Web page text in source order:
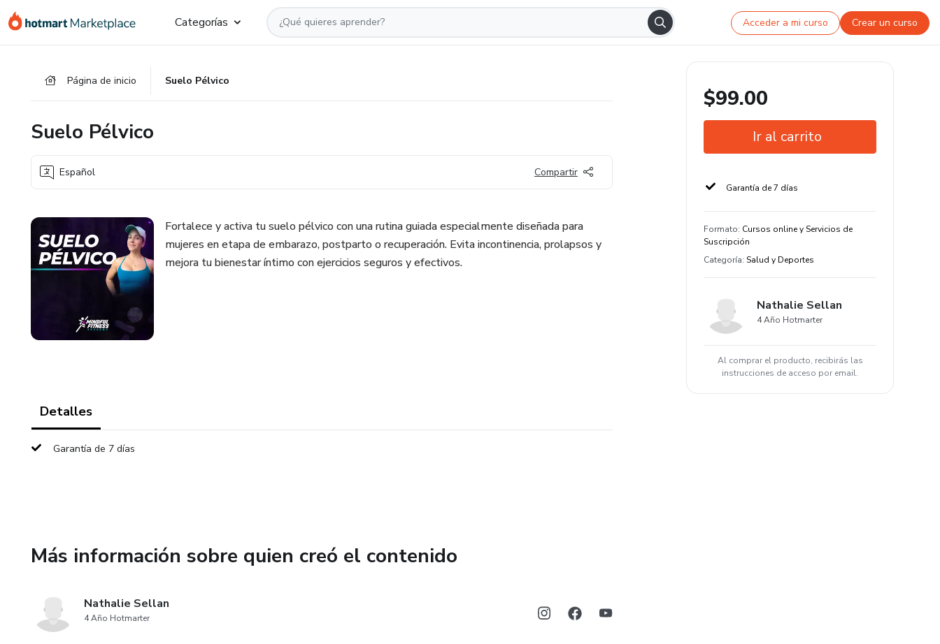
Categorías Acceder a mi curso Crear un curso
Página de inicio Suelo Pélvico
Suelo Pélvico
Español Compartir
Fortalece y activa tu suelo pélvico con una rutina guiada especialmente diseñada para
mujeres en etapa de embarazo, postparto o recuperación. Evita incontinencia, prolapsos y
mejora tu bienestar íntimo con ejercicios seguros y efectivos.
Detalles
Garantía de 7 días
Más información sobre quien creó el contenido
Nathalie Sellan
4 Año Hotmarter
$99.00
Ir al carrito
Garantía de 7 días
Formato: Cursos online y Servicios de
Suscripción
Categoría: Salud y Deportes
Nathalie Sellan
4 Año Hotmarter
Al comprar el producto, recibirás las
instrucciones de acceso por email.